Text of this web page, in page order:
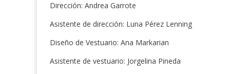
Dirección: Andrea Garrote
Asistente de dirección: Luna Pérez Lenning
Diseño de Vestuario: Ana Markarian
Asistente de vestuario: Jorgelina Pineda